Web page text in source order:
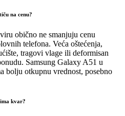
na cenu?
obično ne smanjuju cenu
telefona. Veća oštećenja,
tragovi vlage ili deformisan
Samsung Galaxy A51 u
bolju otkupnu vrednost, posebno
kvar?